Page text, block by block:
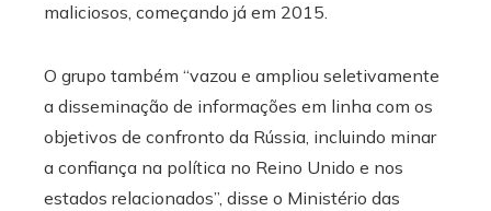
maliciosos, começando já em 2015.
O grupo também “vazou e ampliou seletivamente
a disseminação de informações em linha com os
objetivos de confronto da Rússia, incluindo minar
a confiança na política no Reino Unido e nos
estados relacionados”, disse o Ministério das